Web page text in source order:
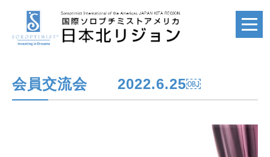
ホーム
HOME
会員交流会 2022.6.25￼